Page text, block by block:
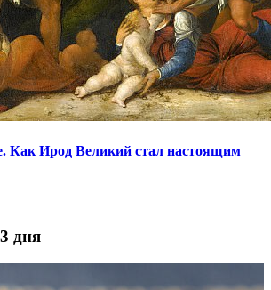
Как Ирод Великий стал настоящим
дня